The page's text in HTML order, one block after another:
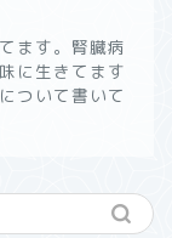
ます。腎臓病
に生きてます
ついて書いて